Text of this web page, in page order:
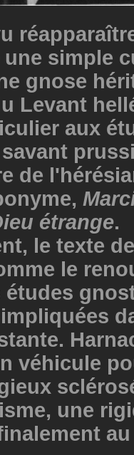
simple
gnose
Levant
aux
de
étrange.
le texte
le
études
véhicule
une